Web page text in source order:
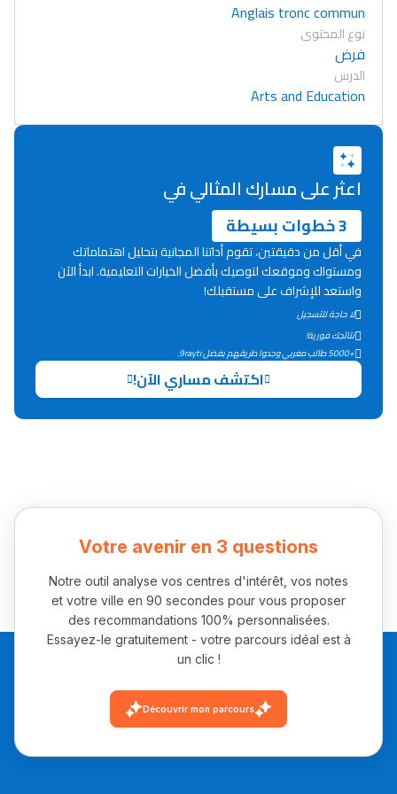
التعليم الثانوي التأهيلي
Collège au Maroc
Post-Bac
Interviews/Vidéos
+ de 89 Interviews/Vidéos
دليل المهن
Anglais tronc commun
نوع المحتوى
فرض
الدرس
Arts and Education
اعثر على مسارك المثالي في
3 خطوات بسيطة
في أقل من دقيقتين، تقوم أداتنا المجانية بتحليل اهتماماتك
ومستواك وموقعك لتوصيك بأفضل الخيارات التعليمية. ابدأ الآن
واستعد للإشراف على مستقبلك!
لا حاجة للتسجيل
نتائجك فورية!
+5000 طالب مغربي وجدوا طريقهم بفضل 9rayti.
اكتشف مساري الآن!
Votre avenir en 3 questions
Notre outil analyse vos centres d'intérêt, vos notes
et votre ville en 90 secondes pour vous proposer
des recommandations 100% personnalisées.
Essayez-le gratuitement - votre parcours idéal est à
un clic !
Découvrir mon parcours